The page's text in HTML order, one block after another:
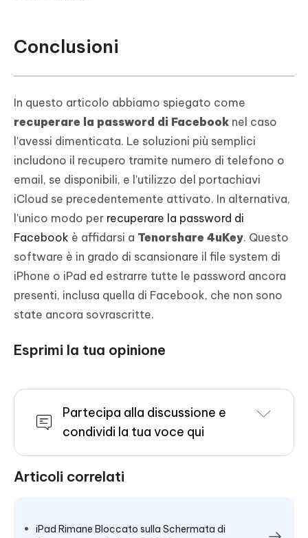
Conclusioni
In questo articolo abbiamo spiegato come
recuperare la password di Facebook nel caso
l'avessi dimenticata. Le soluzioni più semplici
includono il recupero tramite numero di telefono o
email, se disponibili, e l'utilizzo del portachiavi
iCloud se precedentemente attivato. In alternativa,
l'unico modo per recuperare la password di
Facebook è affidarsi a Tenorshare 4uKey. Questo
software è in grado di scansionare il file system di
iPhone o iPad ed estrarre tutte le password ancora
presenti, inclusa quella di Facebook, che non sono
state ancora sovrascritte.
Esprimi la tua opinione
Partecipa alla discussione e
condividi la tua voce qui
Articoli correlati
iPad Rimane Bloccato sulla Schermata di